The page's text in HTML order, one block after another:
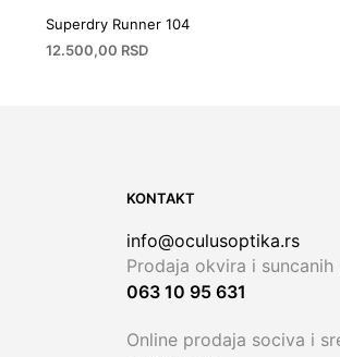
Superdry Runner 104
12.500,00 RSD
KONTAKT
info@oculusoptika.rs
Prodaja okvira i suncanih
063 10 95 631
Online prodaja sociva i